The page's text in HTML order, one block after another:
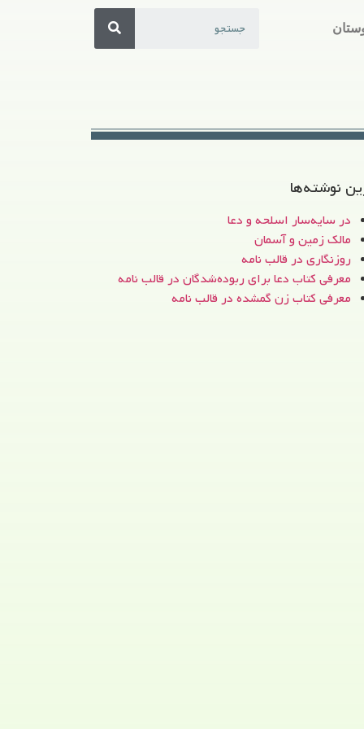
نوشته‌ها
در سایه‌سار اسلحه و دعا
مالک زمین و آسمان
روزنگاری در قالب نامه
معرفی کتاب دعا برای ربوده‌شدگان در قالب نامه
معرفی کتاب زن‌ گمشده در قالب نامه